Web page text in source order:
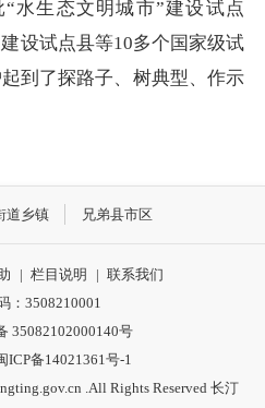
水生态文明城市”建设试点
设试点县等10多个国家级试
到了探路子、树典型、作示
道乡镇 兄弟县市区
| 栏目说明 | 联系我们
：3508210001
35082102000140号
ICP备14021361号-1
.All Rights Reserved 长汀